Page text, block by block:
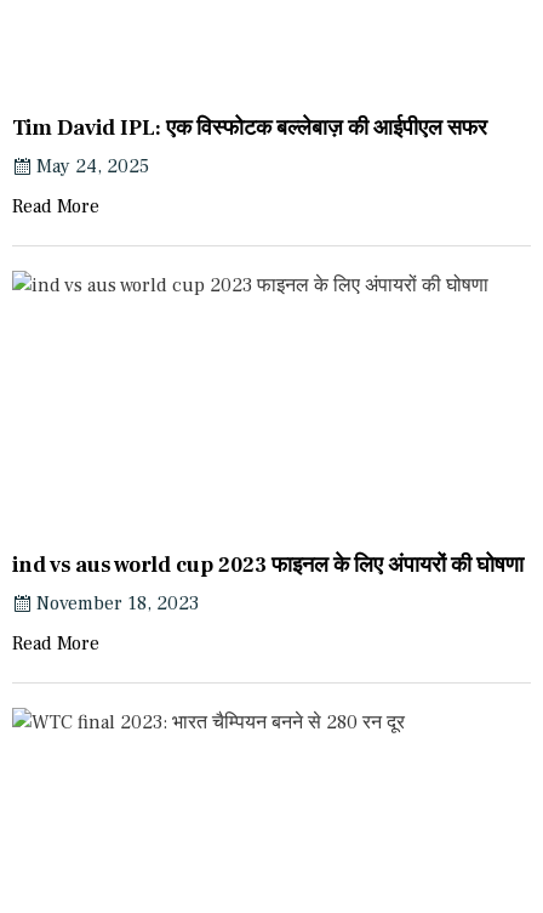
Tim David IPL: एक विस्फोटक बल्लेबाज़ की आईपीएल सफर
May 24, 2025
Read More
ind vs aus world cup 2023 फाइनल के लिए अंपायरों की घोषणा
November 18, 2023
Read More